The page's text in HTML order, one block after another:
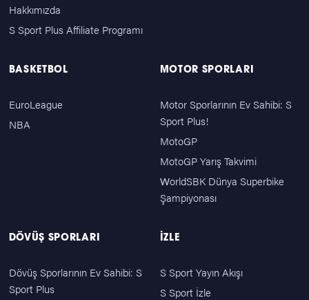
Hakkımızda
S Sport Plus Affiliate Programı
BASKETBOL
EuroLeague
NBA
MOTOR SPORLARI
Motor Sporlarının Ev Sahibi: S
Sport Plus!
MotoGP
MotoGP Yarış Takvimi
WorldSBK Dünya Superbike
Şampiyonası
DÖVÜŞ SPORLARI
Dövüş Sporlarının Ev Sahibi: S
Sport Plus
İZLE
S Sport Yayın Akışı
S Sport İzle